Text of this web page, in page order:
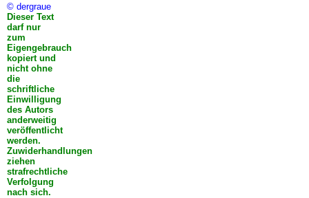
© dergraue
Dieser Text
darf nur
zum
Eigengebrauch
kopiert und
nicht ohne
die
schriftliche
Einwilligung
des Autors
anderweitig
veröffentlicht
werden.
Zuwiderhandlungen
ziehen
strafrechtliche
Verfolgung
nach sich.